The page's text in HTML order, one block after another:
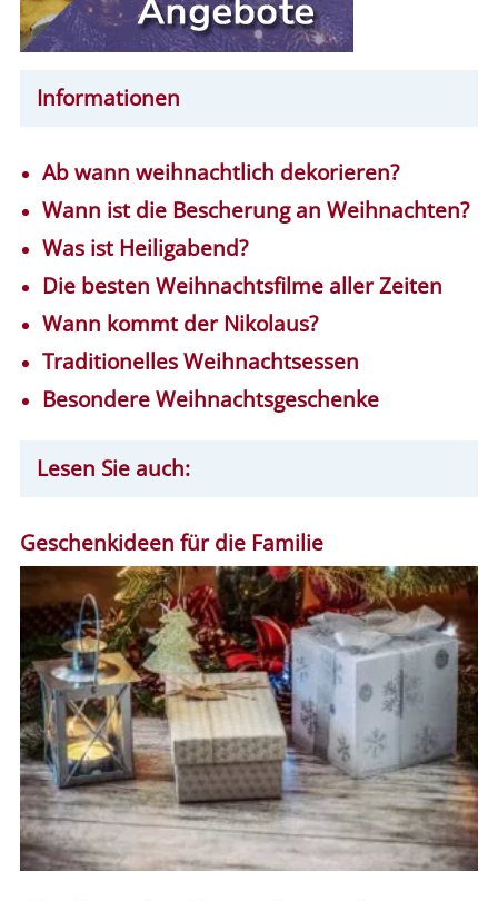
Informationen
Ab wann weihnachtlich dekorieren?
Wann ist die Bescherung an Weihnachten?
Was ist Heiligabend?
Die besten Weihnachtsfilme aller Zeiten
Wann kommt der Nikolaus?
Traditionelles Weihnachtsessen
Besondere Weihnachtsgeschenke
Lesen Sie auch:
Geschenkideen für die Familie